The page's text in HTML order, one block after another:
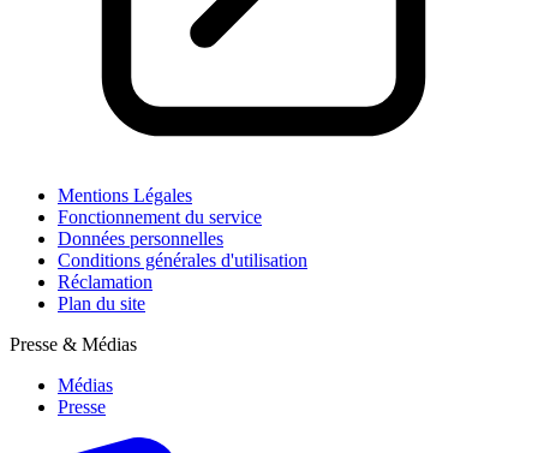
Mentions Légales
Fonctionnement du service
Données personnelles
Conditions générales d'utilisation
Réclamation
Plan du site
Presse & Médias
Médias
Presse